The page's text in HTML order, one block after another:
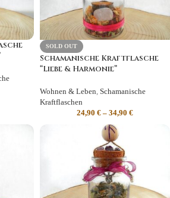
SOLD OUT
Schamanische Kraftflasche
“Liebe & Harmonie”
Wohnen & Leben Schamanische
Kraftflaschen
24,90 € – 34,90 €